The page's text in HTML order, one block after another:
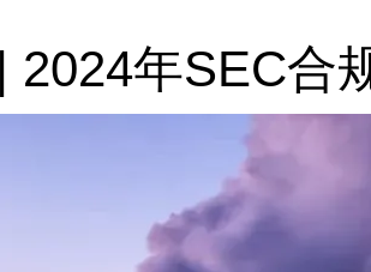
年SEC合